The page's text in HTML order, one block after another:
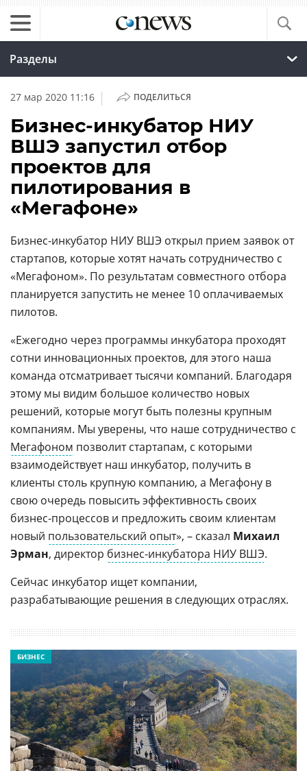
Разделы
27 мар 2020 11:16 | ПОДЕЛИТЬСЯ
Бизнес-инкубатор НИУ
ВШЭ запустил отбор
проектов для
пилотирования в
«Мегафоне»
Бизнес-инкубатор НИУ ВШЭ открыл прием заявок от
стартапов, которые хотят начать сотрудничество с
«Мегафоном». По результатам совместного отбора
планируется запустить не менее 10 оплачиваемых
пилотов.
«Ежегодно через программы инкубатора проходят
сотни инновационных проектов, для этого наша
команда отсматривает тысячи компаний. Благодаря
этому мы видим большое количество новых
решений, которые могут быть полезны крупным
компаниям. Мы уверены, что наше сотрудничество с
Мегафоном позволит стартапам, с которыми
взаимодействует наш инкубатор, получить в
клиенты столь крупную компанию, а Мегафону в
свою очередь повысить эффективность своих
бизнес-процессов и предложить своим клиентам
новый пользовательский опыт», – сказал Михаил
Эрман, директор бизнес-инкубатора НИУ ВШЭ.
Сейчас инкубатор ищет компании,
разрабатывающие решения в следующих отраслях.
БИЗНЕС